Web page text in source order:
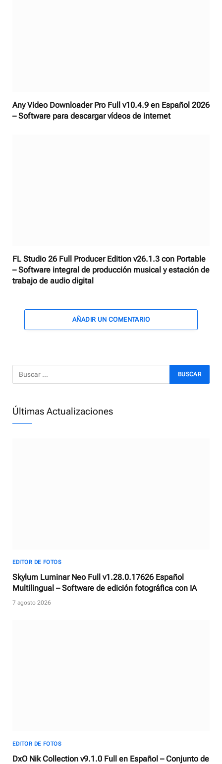
Any Video Downloader Pro Full v10.4.9 en Español 2026
– Software para descargar vídeos de internet
FL Studio 26 Full Producer Edition v26.1.3 con Portable
– Software integral de producción musical y estación de
trabajo de audio digital
AÑADIR UN COMENTARIO
Últimas Actualizaciones
EDITOR DE FOTOS
Skylum Luminar Neo Full v1.28.0.17626 Español
Multilingual – Software de edición fotográfica con IA
7 agosto 2026
EDITOR DE FOTOS
DxO Nik Collection v9.1.0 Full en Español – Conjunto de